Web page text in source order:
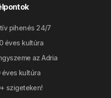
pihenés 24/7
éves kultúra
az Adria
éves kultúra
szigeteken!